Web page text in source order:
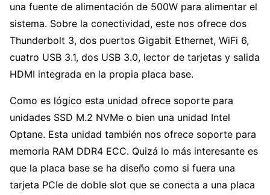
una fuente de alimentación de 500W para alimentar el
sistema. Sobre la conectividad, este nos ofrece dos
Thunderbolt 3, dos puertos Gigabit Ethernet, WiFi 6,
cuatro USB 3.1, dos USB 3.0, lector de tarjetas y salida
HDMI integrada en la propia placa base.
Como es lógico esta unidad ofrece soporte para
unidades SSD M.2 NVMe o bien una unidad Intel
Optane. Esta unidad también nos ofrece soporte para
memoria RAM DDR4 ECC. Quizá lo más interesante es
que la placa base se ha diseño como si fuera una
tarjeta PCIe de doble slot que se conecta a una placa